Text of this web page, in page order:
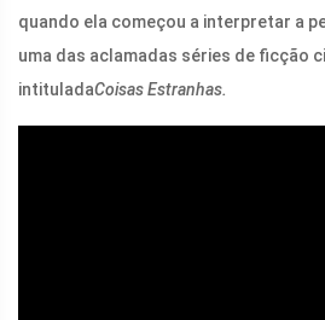
quando ela começou a interpretar a
uma das aclamadas séries de ficção
intituladaCoisas Estranhas.